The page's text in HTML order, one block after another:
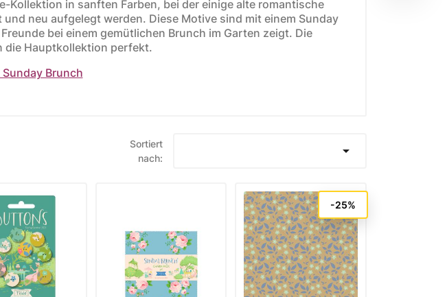
Moda Fabrics Merrymaking
Moda Fabrics Christmas
Morning
Moda Fabrics Christmas
Kollektion in sanften Farben, bei der einige alte romantische
neu aufgelegt werden. Diese Motive sind mit einem Sunday
bei einem gemütlichen Brunch im Garten zeigt. Die
die Hauptkollektion perfekt.
Brunch
Sortiert
nach:

-25%